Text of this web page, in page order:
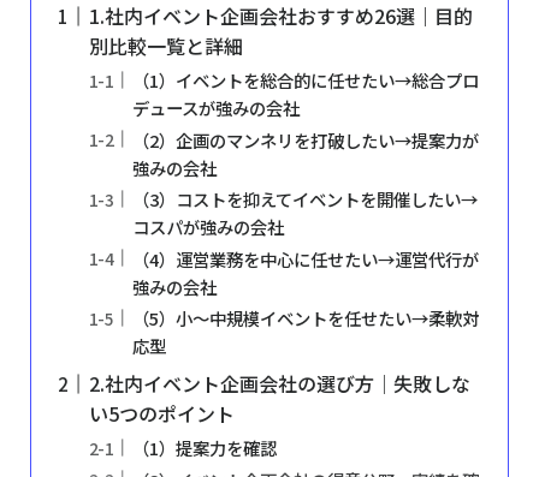
1.社内イベント企画会社おすすめ26選｜目的
別比較一覧と詳細
（1）イベントを総合的に任せたい→総合プロ
デュースが強みの会社
（2）企画のマンネリを打破したい→提案力が
強みの会社
（3）コストを抑えてイベントを開催したい→
コスパが強みの会社
（4）運営業務を中心に任せたい→運営代行が
強みの会社
（5）小〜中規模イベントを任せたい→柔軟対
応型
2.社内イベント企画会社の選び方│失敗しな
い5つのポイント
（1）提案力を確認